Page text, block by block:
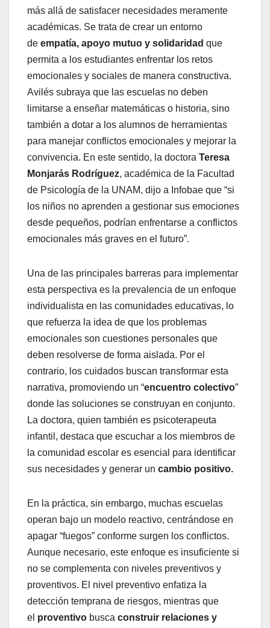
más allá de satisfacer necesidades meramente
académicas. Se trata de crear un entorno
de empatía, apoyo mutuo y solidaridad que
permita a los estudiantes enfrentar los retos
emocionales y sociales de manera constructiva.
Avilés subraya que las escuelas no deben
limitarse a enseñar matemáticas o historia, sino
también a dotar a los alumnos de herramientas
para manejar conflictos emocionales y mejorar la
convivencia. En este sentido, la doctora Teresa
Monjarás Rodríguez, académica de la Facultad
de Psicología de la UNAM, dijo a Infobae que “si
los niños no aprenden a gestionar sus emociones
desde pequeños, podrían enfrentarse a conflictos
emocionales más graves en el futuro”.
Una de las principales barreras para implementar
esta perspectiva es la prevalencia de un enfoque
individualista en las comunidades educativas, lo
que refuerza la idea de que los problemas
emocionales son cuestiones personales que
deben resolverse de forma aislada. Por el
contrario, los cuidados buscan transformar esta
narrativa, promoviendo un “encuentro colectivo”
donde las soluciones se construyan en conjunto.
La doctora, quien también es psicoterapeuta
infantil, destaca que escuchar a los miembros de
la comunidad escolar es esencial para identificar
sus necesidades y generar un cambio positivo.
En la práctica, sin embargo, muchas escuelas
operan bajo un modelo reactivo, centrándose en
apagar “fuegos” conforme surgen los conflictos.
Aunque necesario, este enfoque es insuficiente si
no se complementa con niveles preventivos y
proventivos. El nivel preventivo enfatiza la
detección temprana de riesgos, mientras que
el proventivo busca construir relaciones y